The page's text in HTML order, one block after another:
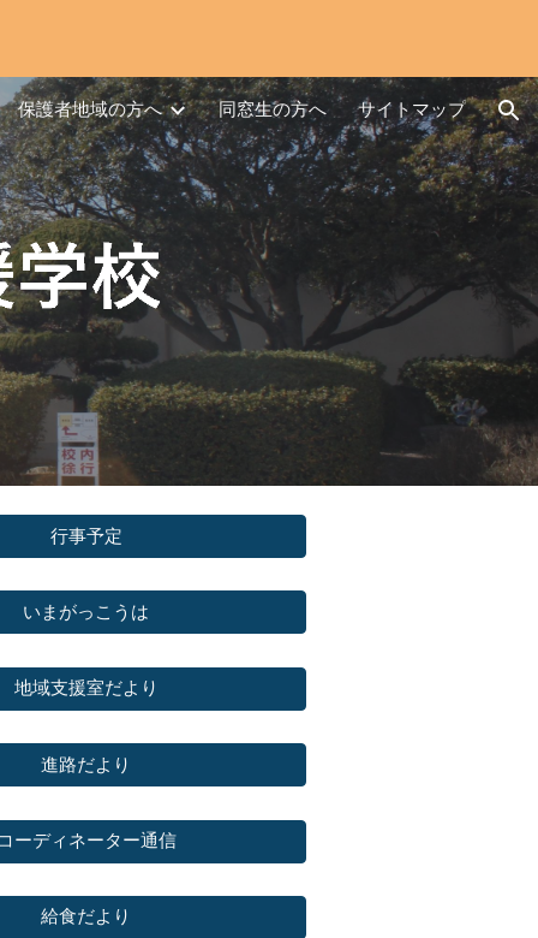
保護者地域の方へ 同窓生の方へ サイトマップ
行事予定
いまがっこうは
地域支援室だより
進路だより
ーディネーター通信
給食だより